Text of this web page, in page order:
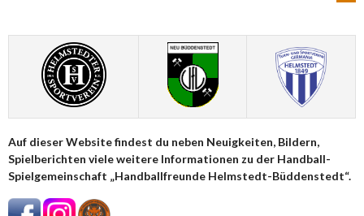
NAVIGATION
Auf dieser Website findest du neben Neuigkeiten, Bildern,
Spielberichten viele weitere Informationen zu der Handball-
Spielgemeinschaft „Handballfreunde Helmstedt-Büddenstedt“.